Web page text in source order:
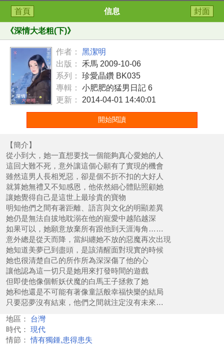
首頁 信息 封面
《深情大老粗(下)》
作者：
黑潔明
出版：
禾馬 2009-10-06
系列：
珍愛晶鑽 BK035
專輯：
小肥肥的猛男日記 6
更新：
2014-04-01 14:40:01
開始閱讀
【簡介】
從小到大，她一直想要找一個能夠真心愛她的人
這回大難不死，意外讓這個心願有了實現的機會
雖然這男人長相兇惡，卻是個不折不扣的大好人
就算她無禮又不知感恩，他依然細心體貼照顧她
讓她覺得自己是這世上最珍貴的寶物
明知他們之間有著距離、語言與文化的明顯差異
她仍是無法自拔地耽溺在他的寵愛中越陷越深
如果可以，她願意放棄所有跟他到天涯海角……
意外總是從天而降，當糾纏她不放的惡魔再次出現
她知道美夢已到盡頭，是該清醒面對現實的時候
她也很清楚自己的所作所為深深傷了他的心
讓他認為這一切只是她用來打發時間的遊戲
但即使他像個斬妖伏魔的白馬王子拯救了她
她和他還是不可能有著像童話般幸福快樂的結局
只要惡夢沒有結束，他們之間就注定沒有未來…
地區：
台灣
時代：
現代
情節： 情有獨鍾,患得患失